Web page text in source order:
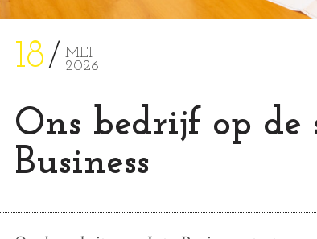
18
MEI
2026
Ons bedrijf op
Business